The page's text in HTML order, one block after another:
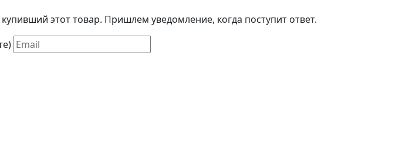
этот товар. Пришлем уведомление, когда поступит ответ.